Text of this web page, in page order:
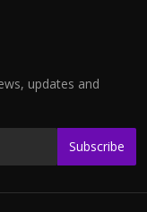
updates and
Subscribe